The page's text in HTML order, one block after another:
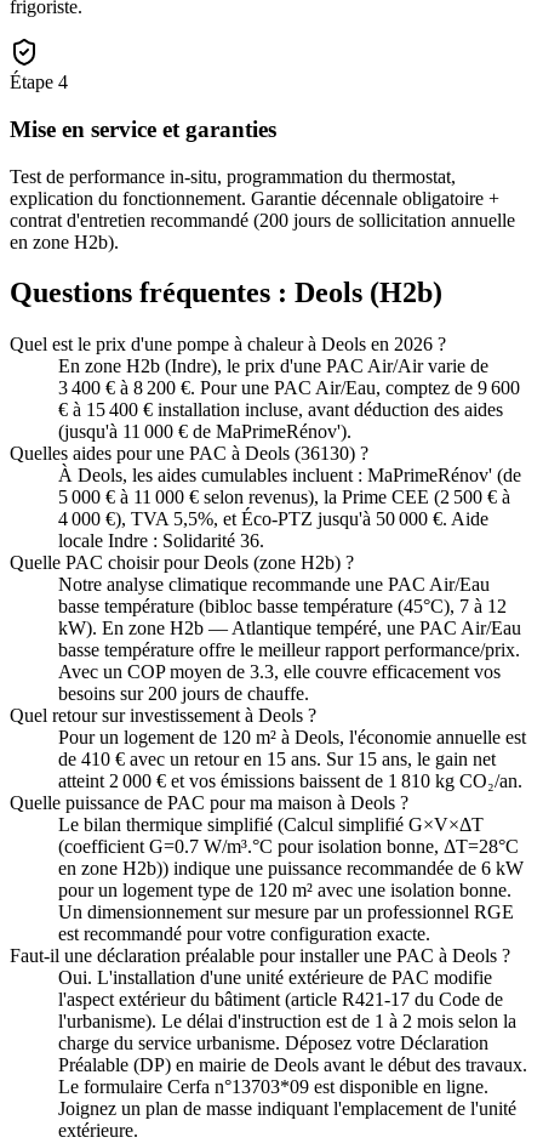
frigoriste.
Étape 4
Mise en service et garanties
Test de performance in-situ, programmation du thermostat,
explication du fonctionnement. Garantie décennale obligatoire +
contrat d'entretien recommandé (200 jours de sollicitation annuelle
en zone H2b).
Questions fréquentes : Deols (H2b)
Quel est le prix d'une pompe à chaleur à Deols en 2026 ?
En zone H2b (Indre), le prix d'une PAC Air/Air varie de
3 400 € à 8 200 €. Pour une PAC Air/Eau, comptez de 9 600
€ à 15 400 € installation incluse, avant déduction des aides
(jusqu'à 11 000 € de MaPrimeRénov').
Quelles aides pour une PAC à Deols (36130) ?
À Deols, les aides cumulables incluent : MaPrimeRénov' (de
5 000 € à 11 000 € selon revenus), la Prime CEE (2 500 € à
4 000 €), TVA 5,5%, et Éco-PTZ jusqu'à 50 000 €. Aide
locale Indre : Solidarité 36.
Quelle PAC choisir pour Deols (zone H2b) ?
Notre analyse climatique recommande une PAC Air/Eau
basse température (bibloc basse température (45°C), 7 à 12
kW). En zone H2b — Atlantique tempéré, une PAC Air/Eau
basse température offre le meilleur rapport performance/prix.
Avec un COP moyen de 3.3, elle couvre efficacement vos
besoins sur 200 jours de chauffe.
Quel retour sur investissement à Deols ?
Pour un logement de 120 m² à Deols, l'économie annuelle est
de 410 € avec un retour en 15 ans. Sur 15 ans, le gain net
atteint 2 000 € et vos émissions baissent de 1 810 kg CO₂/an.
Quelle puissance de PAC pour ma maison à Deols ?
Le bilan thermique simplifié (Calcul simplifié G×V×ΔT
(coefficient G=0.7 W/m³.°C pour isolation bonne, ΔT=28°C
en zone H2b)) indique une puissance recommandée de 6 kW
pour un logement type de 120 m² avec une isolation bonne.
Un dimensionnement sur mesure par un professionnel RGE
est recommandé pour votre configuration exacte.
Faut-il une déclaration préalable pour installer une PAC à Deols ?
Oui. L'installation d'une unité extérieure de PAC modifie
l'aspect extérieur du bâtiment (article R421-17 du Code de
l'urbanisme). Le délai d'instruction est de 1 à 2 mois selon la
charge du service urbanisme. Déposez votre Déclaration
Préalable (DP) en mairie de Deols avant le début des travaux.
Le formulaire Cerfa n°13703*09 est disponible en ligne.
Joignez un plan de masse indiquant l'emplacement de l'unité
extérieure.